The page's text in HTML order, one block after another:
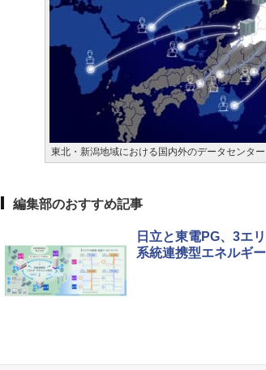
東北・新潟地域における国内外のデータセンタ
編集部のおすすめ記事
日立と東電PG、3エ
系統連携型エネルギ